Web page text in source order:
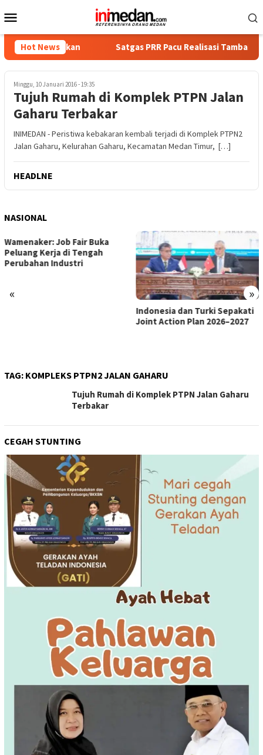
ke
Mobile
Hot News Satgas PRR Pacu Realisasi Tambahan TKD
Minggu, 10 Januari 2016 - 19:35
Tujuh Rumah di Komplek PTPN Jalan
Gaharu Terbakar
INIMEDAN - Peristiwa kebakaran kembali terjadi di Komplek PTPN2
Jalan Gaharu, Kelurahan Gaharu, Kecamatan Medan Timur, […]
HEADLNE
NASIONAL
« »
Satgas PRR Pacu Realisasi
Tambahan TKD Aceh Rp1,65
TAG: KOMPLEKS PTPN2 JALAN GAHARU
Tujuh Rumah di Komplek PTPN Jalan Gaharu
Terbakar
CEGAH STUNTING